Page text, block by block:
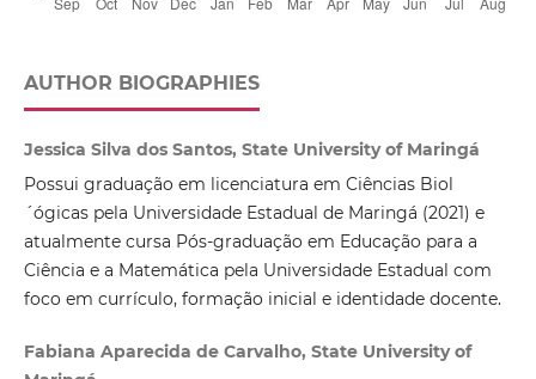
AUTHOR BIOGRAPHIES
Jessica Silva dos Santos, State University of Maringá
Possui graduação em licenciatura em Ciências Biol
´ógicas pela Universidade Estadual de Maringá (2021) e
atualmente cursa Pós-graduação em Educação para a
Ciência e a Matemática pela Universidade Estadual com
foco em currículo, formação inicial e identidade docente.
Fabiana Aparecida de Carvalho, State University of